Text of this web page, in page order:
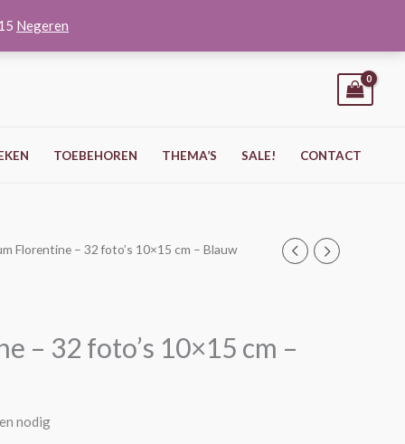
Negeren
TOEBEHOREN THEMA’S SALE! CONTACT
Florentine – 32 foto’s 10×15 cm – Blauw
– 32 foto’s 10×15 cm –
nodig